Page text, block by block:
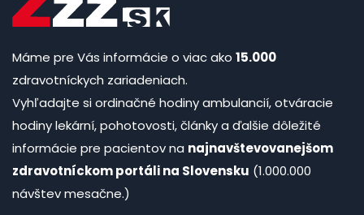
Máme pre Vás informácie o viac ako 15.000
zdravotníckych zariadeniach.
Vyhľadajte si ordinačné hodiny ambulancií, otváracie
hodiny lekární, pohotovosti, články a ďalšie dôležité
informácie pre pacientov na najnavštevovanejšom
zdravotníckom portáli na Slovensku (1.000.000
návštev mesačne.)